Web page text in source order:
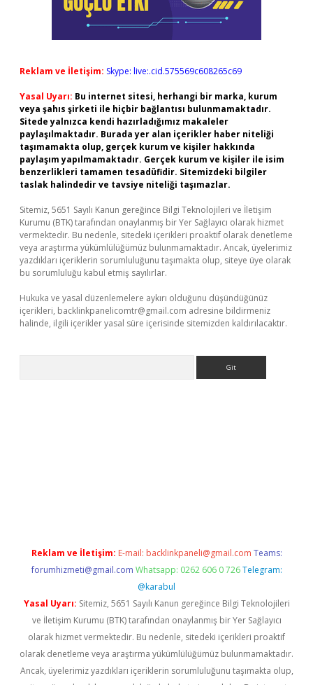
Reklam ve İletişim: Skype: live:.cid.575569c608265c69
Yasal Uyarı: Bu internet sitesi, herhangi bir marka, kurum
veya şahıs şirketi ile hiçbir bağlantısı bulunmamaktadır.
Sitede yalnızca kendi hazırladığımız makaleler
paylaşılmaktadır. Burada yer alan içerikler haber niteliği
taşımamakta olup, gerçek kurum ve kişiler hakkında
paylaşım yapılmamaktadır. Gerçek kurum ve kişiler ile isim
benzerlikleri tamamen tesadüfidir. Sitemizdeki bilgiler
taslak halindedir ve tavsiye niteliği taşımazlar.
Sitemiz, 5651 Sayılı Kanun gereğince Bilgi Teknolojileri ve İletişim
Kurumu (BTK) tarafından onaylanmış bir Yer Sağlayıcı olarak hizmet
vermektedir. Bu nedenle, sitedeki içerikleri proaktif olarak denetleme
veya araştırma yükümlülüğümüz bulunmamaktadır. Ancak, üyelerimiz
yazdıkları içeriklerin sorumluluğunu taşımakta olup, siteye üye olarak
bu sorumluluğu kabul etmiş sayılırlar.
Hukuka ve yasal düzenlemelere aykırı olduğunu düşündüğünüz
içerikleri, backlinkpanelicomtr@gmail.com adresine bildirmeniz
halinde, ilgili içerikler yasal süre içerisinde sitemizden kaldırılacaktır.
Reklam ve İletişim: E-mail: backlinkpaneli@gmail.com Teams:
forumhizmeti@gmail.com Whatsapp: 0262 606 0 726 Telegram:
@karabul
Yasal Uyarı: Sitemiz, 5651 Sayılı Kanun gereğince Bilgi Teknolojileri
ve İletişim Kurumu (BTK) tarafından onaylanmış bir Yer Sağlayıcı
olarak hizmet vermektedir. Bu nedenle, sitedeki içerikleri proaktif
olarak denetleme veya araştırma yükümlülüğümüz bulunmamaktadır.
Ancak, üyelerimiz yazdıkları içeriklerin sorumluluğunu taşımakta olup,